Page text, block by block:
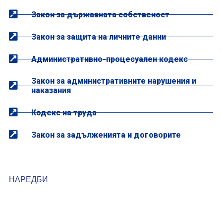
Закон за държавната собственост
Закон за защита на личните данни
Административно-процесуален кодекс
Закон за административните нарушения и
наказания
Кодекс на труда
Закон за задълженията и договорите
НАРЕДБИ